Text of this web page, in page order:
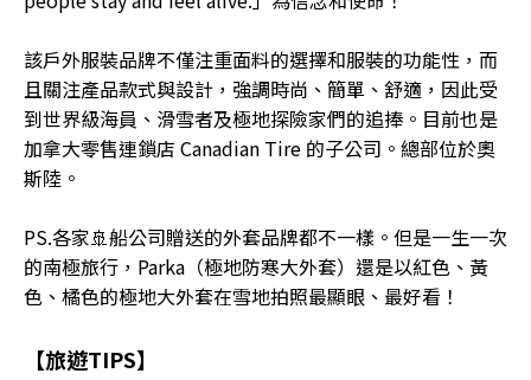
該戶外服裝品牌不僅注重面料的選擇和服裝的功能性，而
且關注產品款式與設計，強調時尚、簡單、舒適，因此受
到世界級海員、滑雪者及極地探險家們的追捧。目前也是
加拿大零售連鎖店 Canadian Tire 的子公司。總部位於奧
斯陸。
PS.各家🚢船公司贈送的外套品牌都不一樣。但是一生一次
的南極旅行，Parka（極地防寒大外套）還是以紅色、黃
色、橘色的極地大外套在雪地拍照最顯眼、最好看！
【旅遊TIPS】